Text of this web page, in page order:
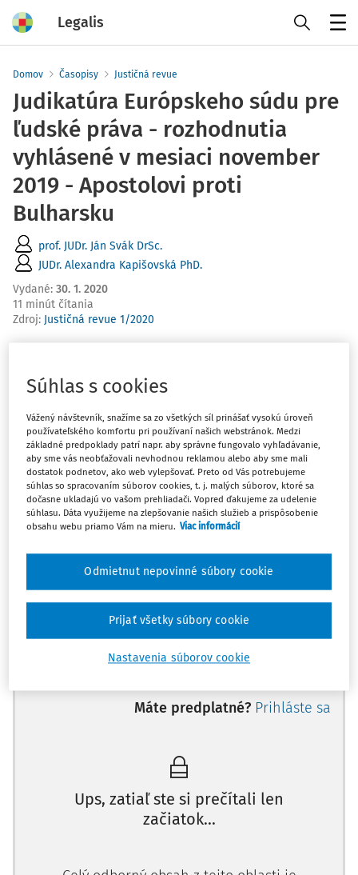
Legalis
Domov Časopisy Justičná revue
Judikatúra Európskeho súdu pre
ľudské práva - rozhodnutia
vyhlásené v mesiaci november
2019 - Apostolovi proti
Bulharsku
prof. JUDr. Ján Svák DrSc.
JUDr. Alexandra Kapišovská PhD.
Vydané: 30. 1. 2020
11 minút čítania
Zdroj: Justičná revue 1/2020
majetku) v kontexte nemožnosti využitia zmrazených
finančných prostriedkov na nákup liekov pre choré dieťa
Sťažovatelia sú manželia, bulharskí štátni príslušníci, ktorí
sa narodili v roku 1956 a 1958 a žijú v meste Haskovo v
Bulharsku.
Prípad sa týka zaistenia ich majetku počas trestného
konania voči manželovi pre trestný čin v súvislosti s
bankovými účtami a ich sťažnosti, že zaistenie im
skomplikovalo získavanie finančných prostriedkov na lieky
V roku 2016 bol sťažovateľ uznaný vinným za poskytovanie
bankových služieb bez bankovej licencie a bol mu uložený
trest odňatia slobody na jeden rok s podmienečným
odkladom.
Krátko po vznesení obvinenia proti sťažovateľovi v
tridsiatich piatich bankových účtov registrovaných na
meno sťažovateľa a troch nehnuteľností s cieľom
zabezpečiť zaplatenie peňažného trestu alebo výkon
trestu prepadnutia majetku alebo veci, ktorý by mohol byť
Máte predplatné? Prihláste sa
Ups, zatiaľ ste si prečítali len
začiatok...
Súhlas s cookies
Vážený návštevník, snažíme sa zo všetkých síl prinášať vysokú úroveň
používateľského komfortu pri používaní našich webstránok. Medzi
základné predpoklady patrí napr. aby správne fungovalo vyhľadávanie,
aby sme vás neobťažovali nevhodnou reklamou alebo aby sme mali
dostatok podnetov, ako web vylepšovať. Preto od Vás potrebujeme
súhlas so spracovaním súborov cookies, t. j. malých súborov, ktoré sa
dočasne ukladajú vo vašom prehliadači. Vopred ďakujeme za udelenie
súhlasu. Dáta využijeme na zlepšovanie našich služieb a prispôsobenie
obsahu webu priamo Vám na mieru. Viac informácií
Nastavenia súborov cookie
Odmietnut nepovinné súbory cookie
Prijať všetky súbory cookie